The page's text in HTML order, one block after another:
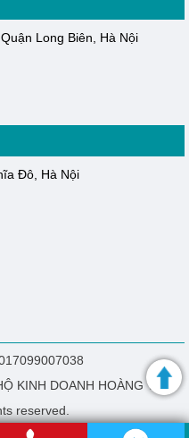
Long Biên, Hà Nội
Đô, Hà Nội
KINH DOANH HOÀNG THÁI
reserved.